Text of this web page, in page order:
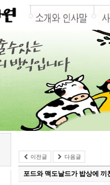
이전글 다음글
포드와 맥도날드가 밥상에 끼